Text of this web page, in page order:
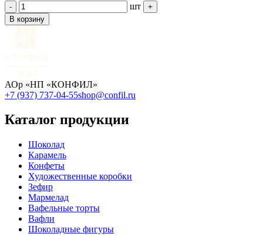
- шт
+
В корзину
АОр «НП «КОНФИЛ»
+7 (937) 737-04-55shop@confil.ru
Каталог продукции
Шоколад
Карамель
Конфеты
Художественные коробки
Зефир
Мармелад
Вафельные торты
Вафли
Шоколадные фигуры